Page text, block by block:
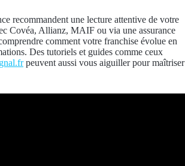
recommandent une lecture attentive de votre
Covéa, Allianz, MAIF ou via une assurance
comment votre franchise évolue en
Des tutoriels et guides comme ceux
peuvent aussi vous aiguiller pour maîtriser